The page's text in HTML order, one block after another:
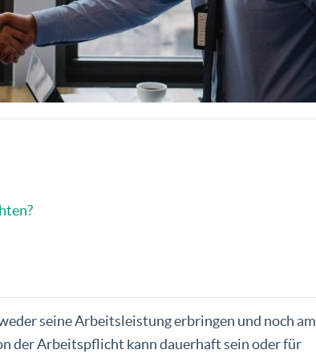
seine Arbeitsleistung erbringen und noch am
der Arbeitspflicht kann dauerhaft sein oder für